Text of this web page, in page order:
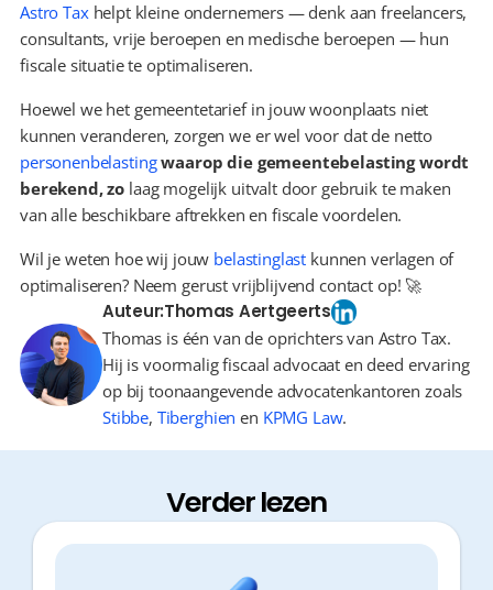
Astro Tax helpt kleine ondernemers — denk aan freelancers,
consultants, vrije beroepen en medische beroepen — hun
fiscale situatie te optimaliseren.
Hoewel we het gemeentetarief in jouw woonplaats niet
personenbelasting waarop die gemeentebelasting wordt
berekend, zo laag mogelijk uitvalt door gebruik te maken
van alle beschikbare aftrekken en fiscale voordelen.
Wil je weten hoe wij jouw belastinglast kunnen verlagen of
optimaliseren? Neem gerust vrijblijvend contact op! 🚀
Auteur:Thomas Aertgeerts
Thomas is één van de oprichters van Astro Tax.
Hij is voormalig fiscaal advocaat en deed ervaring
op bij toonaangevende advocatenkantoren zoals
Stibbe, Tiberghien en KPMG Law.
Verder lezen